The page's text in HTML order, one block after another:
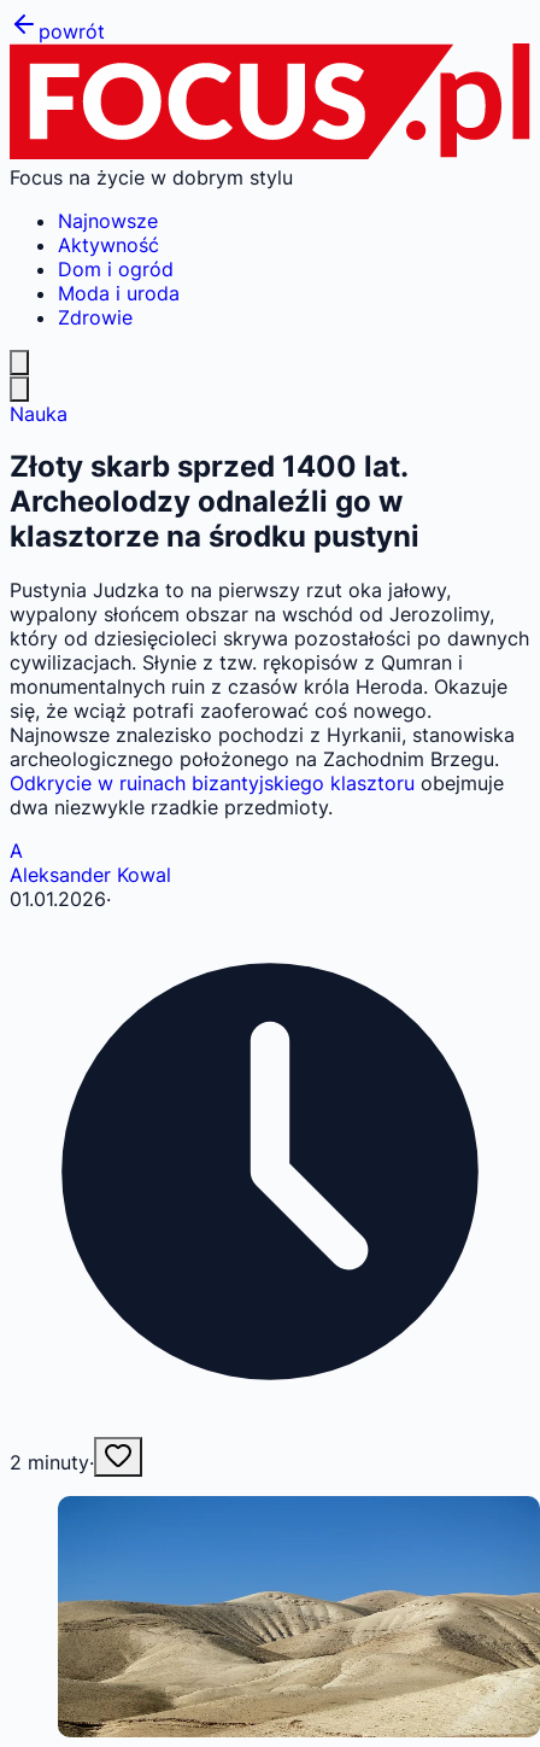
powrót
Focus na życie w dobrym stylu
Najnowsze
Aktywność
Dom i ogród
Moda i uroda
Zdrowie
Nauka
Złoty skarb sprzed 1400 lat.
Archeolodzy odnaleźli go w
klasztorze na środku pustyni
Pustynia Judzka to na pierwszy rzut oka jałowy,
wypalony słońcem obszar na wschód od Jerozolimy,
który od dziesięcioleci skrywa pozostałości po dawnych
cywilizacjach. Słynie z tzw. rękopisów z Qumran i
monumentalnych ruin z czasów króla Heroda. Okazuje
się, że wciąż potrafi zaoferować coś nowego.
Najnowsze znalezisko pochodzi z Hyrkanii, stanowiska
archeologicznego położonego na Zachodnim Brzegu.
Odkrycie w ruinach bizantyjskiego klasztoru obejmuje
dwa niezwykle rzadkie przedmioty.
A
Aleksander Kowal
01.01.2026·
2 minuty·